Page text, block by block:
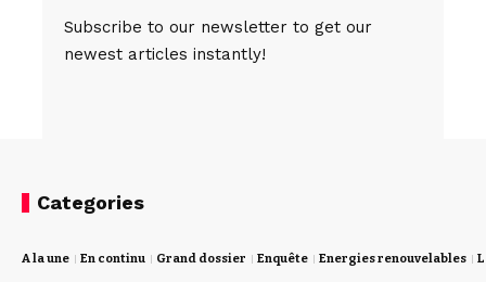
Subscribe to our newsletter to get our
newest articles instantly!
Categories
A la une En continu Grand dossier Enquête Energies renouvelables